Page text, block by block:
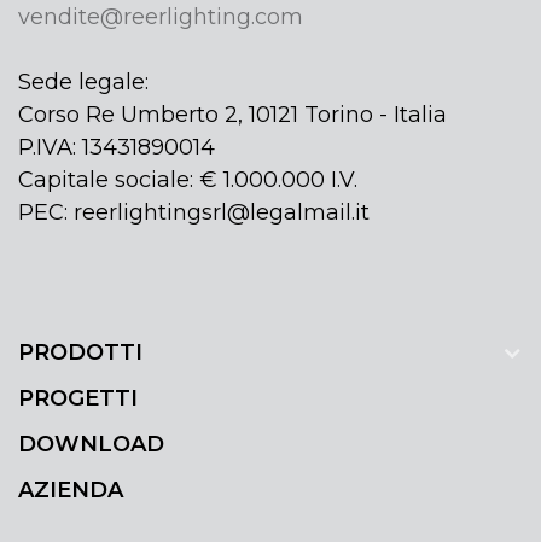
vendite@reerlighting.com
Sede legale:
Corso Re Umberto 2, 10121 Torino - Italia
P.IVA: 13431890014
Capitale sociale: € 1.000.000 I.V.
PEC: reerlightingsrl@legalmail.it
PRODOTTI
PROGETTI
DOWNLOAD
AZIENDA